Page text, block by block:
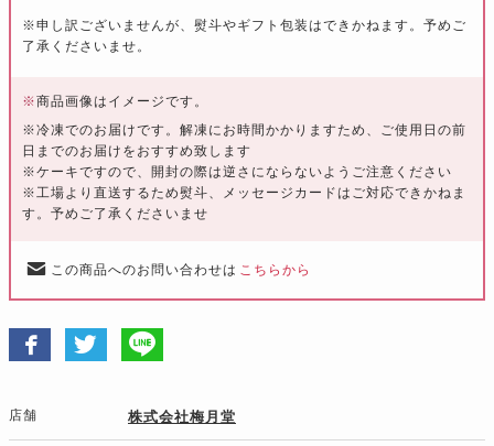
※申し訳ございませんが、熨斗やギフト包装はできかねます。予めご
了承くださいませ。
※商品画像はイメージです。
※冷凍でのお届けです。解凍にお時間かかりますため、ご使用日の前
日までのお届けをおすすめ致します
※ケーキですので、開封の際は逆さにならないようご注意ください
※工場より直送するため熨斗、メッセージカードはご対応できかねま
す。予めご了承くださいませ
この商品へのお問い合わせは こちらから
店舗 株式会社梅月堂